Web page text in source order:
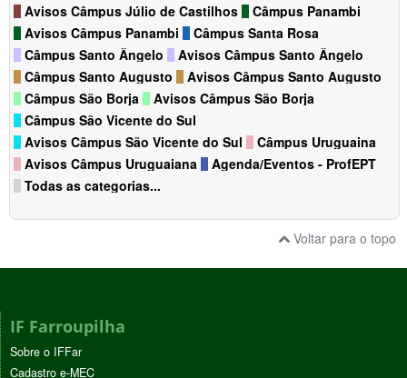
Avisos Câmpus Júlio de Castilhos
Câmpus Panambi
Avisos Câmpus Panambi
Câmpus Santa Rosa
Câmpus Santo Ângelo
Avisos Câmpus Santo Ângelo
Câmpus Santo Augusto
Avisos Câmpus Santo Augusto
Câmpus São Borja
Avisos Câmpus São Borja
Câmpus São Vicente do Sul
Avisos Câmpus São Vicente do Sul
Câmpus Uruguaina
Avisos Câmpus Uruguaiana
Agenda/Eventos - ProfEPT
Todas as categorias...
Voltar para o topo
IF Farroupilha
Sobre o IFFar
Cadastro e-MEC